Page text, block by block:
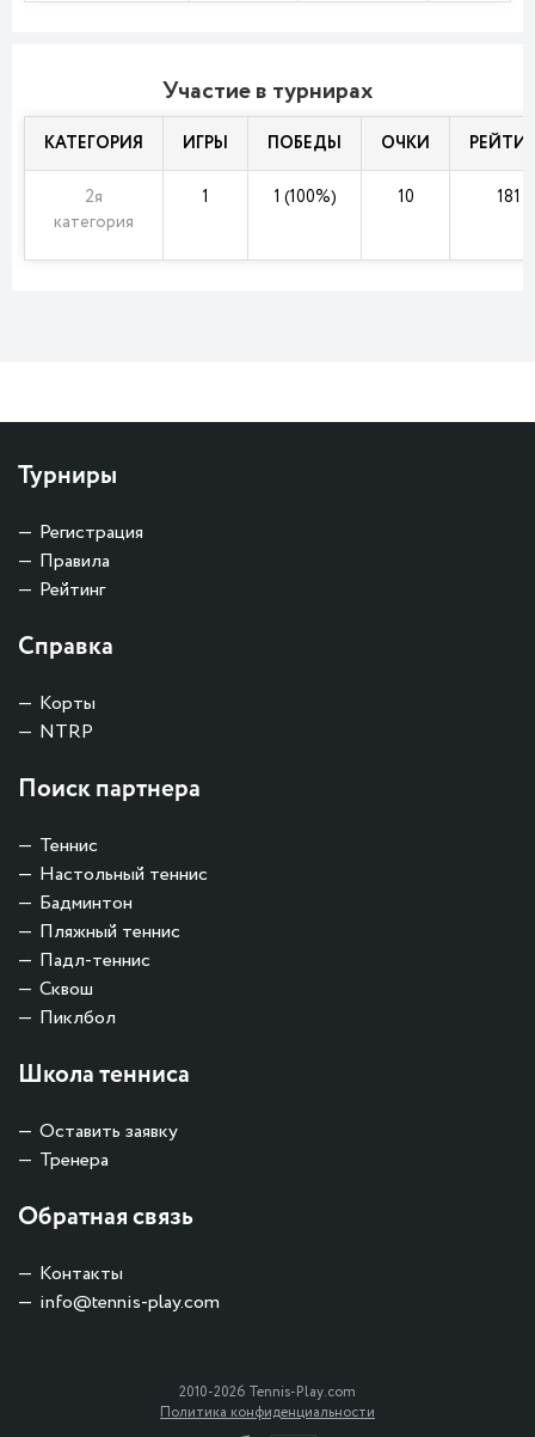
Участие в турнирах
КАТЕГОРИЯ ИГРЫ ПОБЕДЫ ОЧКИ
2я
категория
1 1 (100%) 10 181
Турниры
Регистрация
Правила
Рейтинг
Справка
Корты
NTRP
Поиск партнера
Теннис
Настольный теннис
Бадминтон
Пляжный теннис
Падл-теннис
Сквош
Пиклбол
Школа тенниса
Оставить заявку
Тренера
Обратная связь
Контакты
info@tennis-play.com
2010-2026 Tennis-Play.com
Политика конфиденциальности